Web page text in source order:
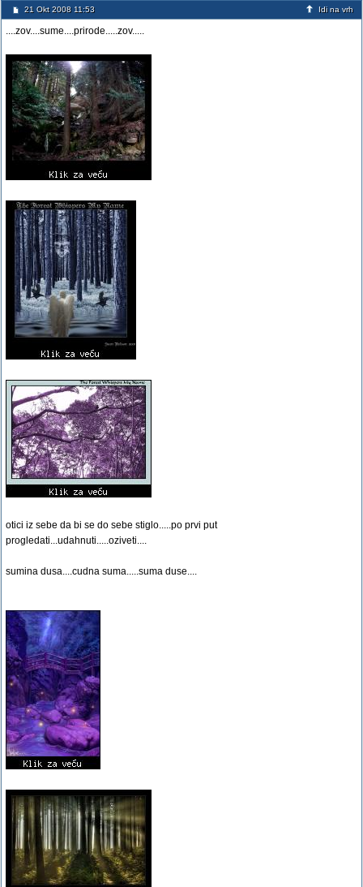
21 Okt 2008 11:53 Idi na vrh
....zov....sume....prirode.....zov.....
otici iz sebe da bi se do sebe stiglo.....po prvi put
progledati...udahnuti.....oziveti....
sumina dusa....cudna suma.....suma duse....